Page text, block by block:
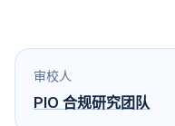
审校人
PIO 合规研究团队